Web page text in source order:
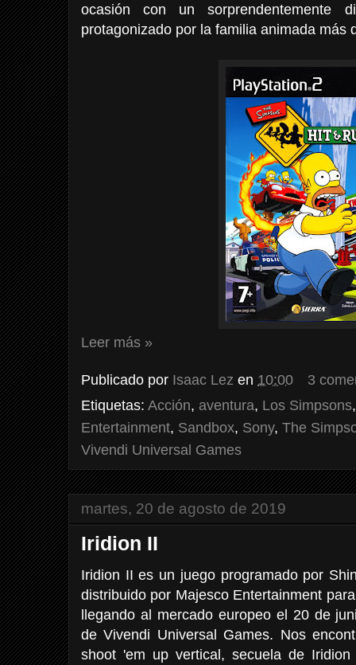
ocasión con un sorprendentemente
protagonizado por la familia animada más
Leer más »
Publicado por Isaac Lez en 10:00
3
Etiquetas: Acción, aventura, Los Simpsons
Entertainment, Sandbox, Sony, The
Vivendi Universal Games
martes, 20 de agosto de 2019
Iridion II
Iridion II es un juego programado por
distribuido por Majesco Entertainment
llegando al mercado europeo el 20 de
de Vivendi Universal Games. Nos
shoot 'em up vertical, secuela de